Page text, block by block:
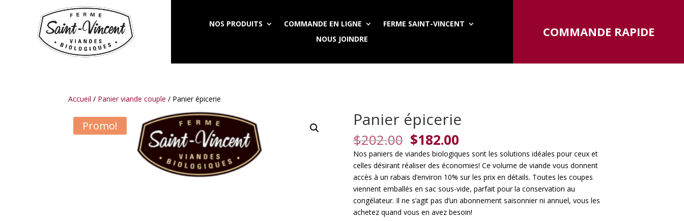
NOS PRODUITS COMMANDE EN LIGNE
FERME SAINT-VINCENT
NOUS JOINDRE
COMMANDE RAPIDE
Accueil / Panier viande couple / Panier épicerie
Promo! Panier épicerie
$202.00 Original
price
was:
$202.00.
$182.00Current
price
is:
$182.00.
Nos paniers de viandes biologiques sont les solutions idéales pour ceux et
celles désirant réaliser des économies! Ce volume de viande vous donnent
accès à un rabais d’environ 10% sur les prix en détails. Toutes les coupes
viennent emballés en sac sous-vide, parfait pour la conservation au
congélateur. Il ne s’agit pas d’un abonnement saisonnier ni annuel, vous les
achetez quand vous en avez besoin!